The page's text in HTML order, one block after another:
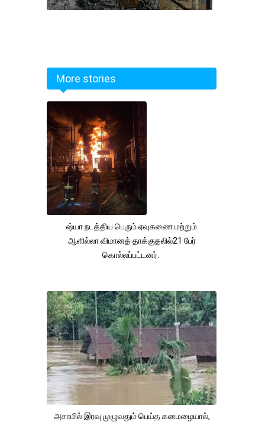
More stories
ஷ்யா நடத்திய பெரும் ஏவுகணை மற்றும்
ஆளில்லா விமானத் தாக்குதலில்21 பேர்
கொல்லப்பட்டனர்.
அசாமில் இரவு முழுவதும் பெய்த கனமழையால்,